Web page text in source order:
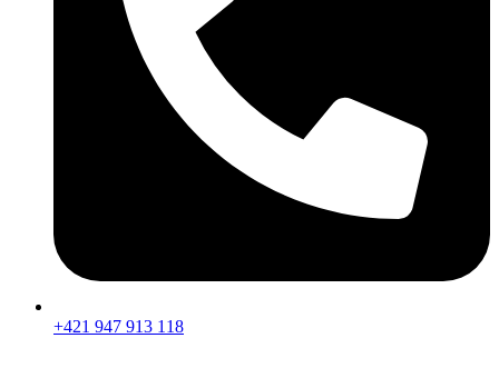
+421 947 913 118